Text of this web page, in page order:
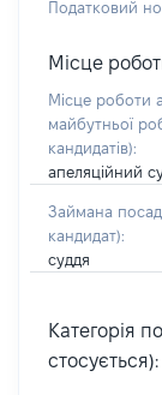
Податковий
Місце
Місце роботи
майбутньої
кандидатів):
апеляційний
Займана
кандидат):
суддя
Категорія
стосується):